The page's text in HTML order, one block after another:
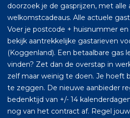
doorzoek je de gasprijzen, met alle
welkomstcadeaus. Alle actuele
Voer je postcode + huisnummer en
bekijk aantrekkelijke gastarieven
(Koggenland). Een betaalbare gas
vinden? Zet dan de overstap in
zelf maar weinig te doen. Je hoeft
te zeggen. De nieuwe aanbieder
bedenktijd van +/- 14
nog van het contract af. Regel